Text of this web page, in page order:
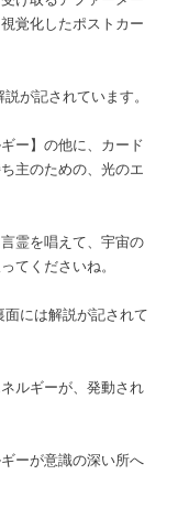
覚化したポストカー
が記されています。
ー】の他に、カード
主のための、光のエ
霊を唱えて、宇宙の
てくださいね。
には解説が記されて
ルギーが、発動され
ーが意識の深い所へ